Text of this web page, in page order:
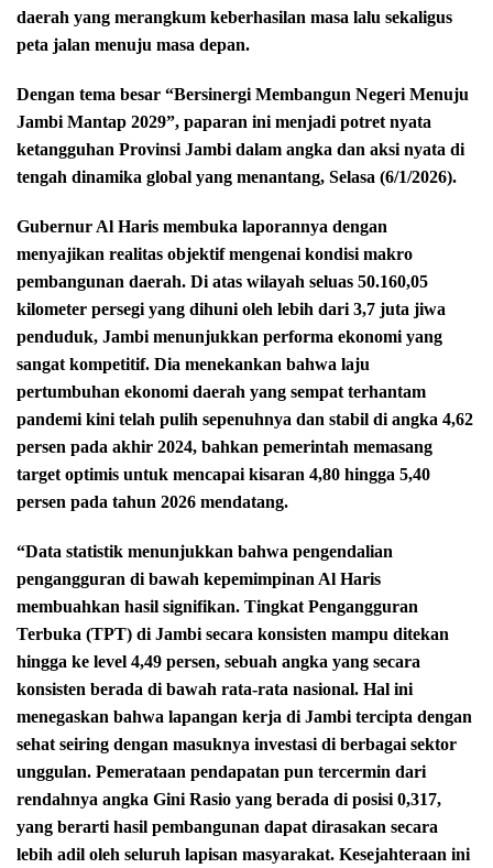
daerah yang merangkum keberhasilan masa lalu sekaligus
peta jalan menuju masa depan.
Dengan tema besar “Bersinergi Membangun Negeri Menuju
Jambi Mantap 2029”, paparan ini menjadi potret nyata
ketangguhan Provinsi Jambi dalam angka dan aksi nyata di
tengah dinamika global yang menantang, Selasa (6/1/2026).
Gubernur Al Haris membuka laporannya dengan
menyajikan realitas objektif mengenai kondisi makro
pembangunan daerah. Di atas wilayah seluas 50.160,05
kilometer persegi yang dihuni oleh lebih dari 3,7 juta jiwa
penduduk, Jambi menunjukkan performa ekonomi yang
sangat kompetitif. Dia menekankan bahwa laju
pertumbuhan ekonomi daerah yang sempat terhantam
pandemi kini telah pulih sepenuhnya dan stabil di angka 4,62
persen pada akhir 2024, bahkan pemerintah memasang
target optimis untuk mencapai kisaran 4,80 hingga 5,40
persen pada tahun 2026 mendatang.
“Data statistik menunjukkan bahwa pengendalian
pengangguran di bawah kepemimpinan Al Haris
membuahkan hasil signifikan. Tingkat Pengangguran
Terbuka (TPT) di Jambi secara konsisten mampu ditekan
hingga ke level 4,49 persen, sebuah angka yang secara
konsisten berada di bawah rata-rata nasional. Hal ini
menegaskan bahwa lapangan kerja di Jambi tercipta dengan
sehat seiring dengan masuknya investasi di berbagai sektor
unggulan. Pemerataan pendapatan pun tercermin dari
rendahnya angka Gini Rasio yang berada di posisi 0,317,
yang berarti hasil pembangunan dapat dirasakan secara
lebih adil oleh seluruh lapisan masyarakat. Kesejahteraan ini